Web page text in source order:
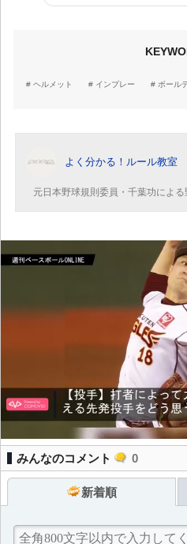
ヘルメット インプレー ボール
よく分かる！ルール教室
元日本野球規則委員・千葉功による
みんなのコメント 0
新着順